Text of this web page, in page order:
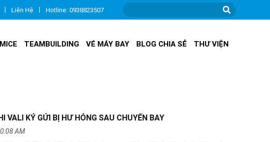
Liên Hệ Hotline: 0938823507
TEAMBUILDING VÉ MÁY BAY BLOG CHIA SẺ THƯ VIỆN
VALI KÝ GỬI BỊ HƯ HỎNG SAU CHUYẾN BAY
AM